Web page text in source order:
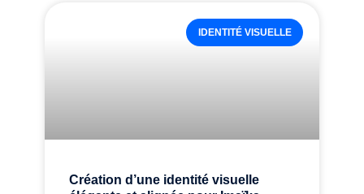
IDENTITÉ VISUELLE
Création d’une identité visuelle